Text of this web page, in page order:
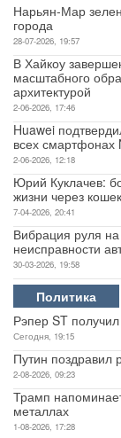
Нарьян-Мар
города
28-07-2026, 19:57
В Хайкоу
масштабного
архитектурой
2-06-2026, 17:46
Huawei
всех смартфонах
2-06-2026, 12:18
Юрий Куклачев:
жизни через кошек
7-04-2026, 20:41
Вибрация руля
неисправности
30-03-2026, 19:58
Политика
Рэпер ST
Сегодня, 19:15
Путин поздравил
2-08-2026, 09:23
Трамп
металлах
1-08-2026, 17:28